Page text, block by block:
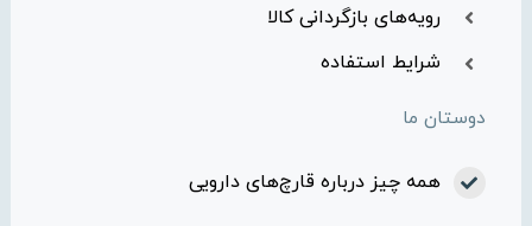
رویه‌های بازگردانی کالا
شرایط استفاده
دوستان ما
همه چیز درباره قارچ‌های دارویی